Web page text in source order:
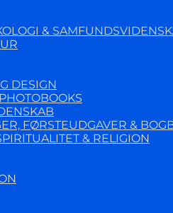
&
DESIGN
FØRSTEUDGAVER &
& RELIGION